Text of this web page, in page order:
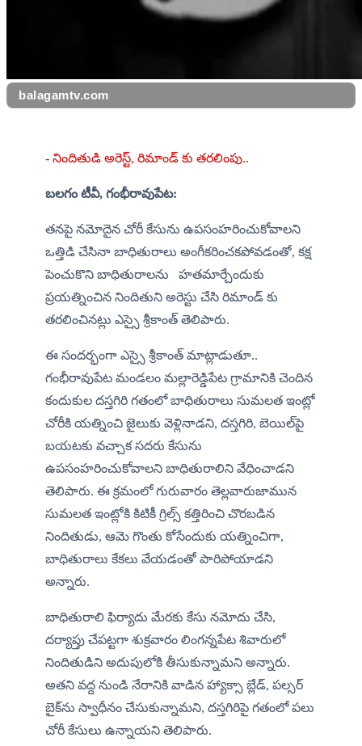
balagamtv.com
- నిందితుడి అరెస్ట్, రిమాండ్ కు తరలింపు..
బలగం టీవీ, గంభీరావుపేట:
​తనపై నమోదైన చోరీ కేసును ఉపసంహరించుకోవాలని
ఒత్తిడి చేసినా బాధితురాలు అంగీకరించకపోవడంతో, కక్ష
పెంచుకొని బాధితురాలను   హతమార్చేందుకు
ప్రయత్నించిన నిందితుని అరెస్టు చేసి రిమాండ్ కు
తరలించినట్లు ఎస్సై శ్రీకాంత్ తెలిపారు.
ఈ సందర్భంగా ఎస్సై శ్రీకాంత్ మాట్లాడుతూ..
గంభీరావుపేట మండలం మల్లారెడ్డిపేట గ్రామానికి చెందిన
కందుకుల దస్తగిరి​ గతంలో బాధితురాలు సుమలత ఇంట్లో
చోరీకి యత్నించి జైలుకు వెళ్లినాడని, దస్తగిరి, బెయిల్‌పై
బయటకు వచ్చాక సదరు కేసును
ఉపసంహరించుకోవాలని బాధితురాలిని వేధించాడని
తెలిపారు. ఈ క్రమంలో గురువారం తెల్లవారుజామున
సుమలత ఇంట్లోకి కిటికీ గ్రిల్స్ కత్తిరించి చొరబడిన
నిందితుడు, ఆమె గొంతు కోసేందుకు యత్నించిగా,
బాధితురాలు కేకలు వేయడంతో పారిపోయాడని
అన్నారు.
బాధితురాలి ఫిర్యాదు మేరకు కేసు నమోదు చేసి,
దర్యాప్తు చేపట్టగా శుక్రవారం లింగన్నపేట శివారులో
నిందితుడిని అదుపులోకి తీసుకున్నామని అన్నారు.
అతని వద్ద నుండి నేరానికి వాడిన హ్యాక్సా బ్లేడ్, పల్సర్
బైక్‌ను స్వాధీనం చేసుకున్నామని, దస్తగిరిపై గతంలో పలు
చోరీ కేసులు ఉన్నాయని తెలిపారు.